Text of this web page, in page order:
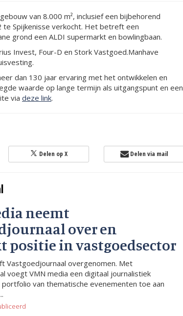
van 8.000 m², inclusief een bijbehorend
te Spijkenisse verkocht. Het betreft een
grond een ALDI supermarkt en bowlingbaan.
Invest, Four-D en Stork Vastgoed.Manhave
dan 130 jaar ervaring met het ontwikkelen en
waarde op lange termijn als uitgangspunt en een
via deze link.
Delen op X Delen via mail
neemt
over en
positie in vastgoedsector
Vastgoedjournaal overgenomen. Met
voegt VMN media een digitaal journalistiek
van thematische evenementen toe aan